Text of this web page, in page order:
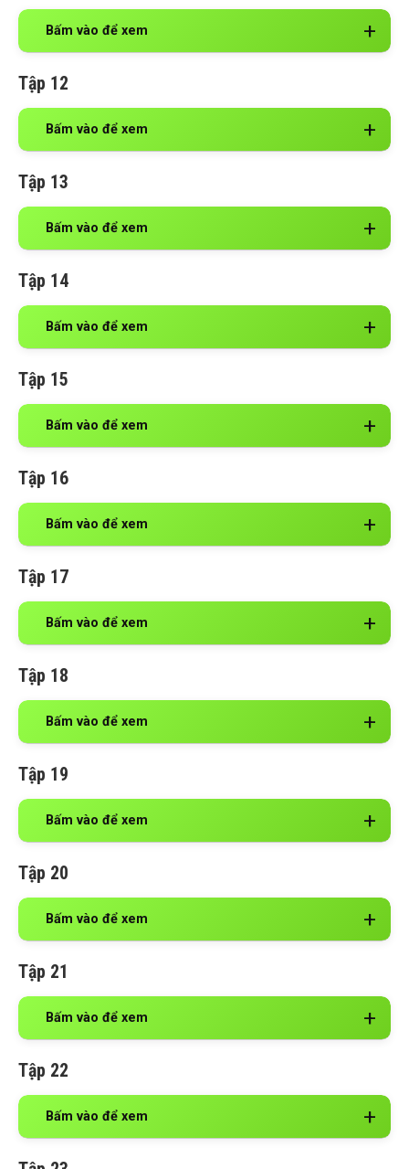
Bấm vào để xem
Tập 12
Bấm vào để xem
Tập 13
Bấm vào để xem
Tập 14
Bấm vào để xem
Tập 15
Bấm vào để xem
Tập 16
Bấm vào để xem
Tập 17
Bấm vào để xem
Tập 18
Bấm vào để xem
Tập 19
Bấm vào để xem
Tập 20
Bấm vào để xem
Tập 21
Bấm vào để xem
Tập 22
Bấm vào để xem